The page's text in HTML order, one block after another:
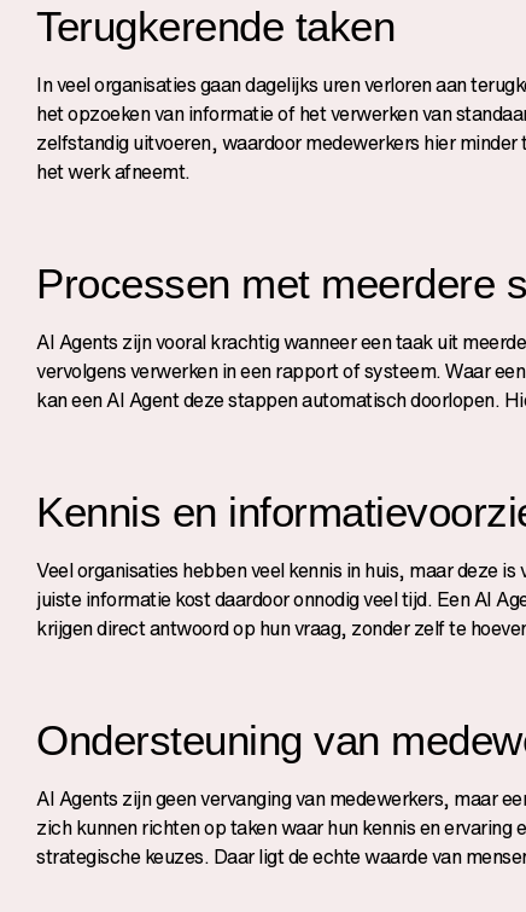
Terugkerende taken
In veel organisaties gaan dagelijks uren verloren aan
het opzoeken van informatie of het verwerken van
zelfstandig uitvoeren, waardoor medewerkers hier
het werk afneemt.
Processen met meerdere
AI Agents zijn vooral krachtig wanneer een taak uit
vervolgens verwerken in een rapport of systeem. Waar
kan een AI Agent deze stappen automatisch doorlopen.
Kennis en
Veel organisaties hebben veel kennis in huis, maar deze
juiste informatie kost daardoor onnodig veel tijd. Een AI
krijgen direct antwoord op hun vraag, zonder zelf te
Ondersteuning van
AI Agents zijn geen vervanging van medewerkers, maar
zich kunnen richten op taken waar hun kennis en
strategische keuzes. Daar ligt de echte waarde van